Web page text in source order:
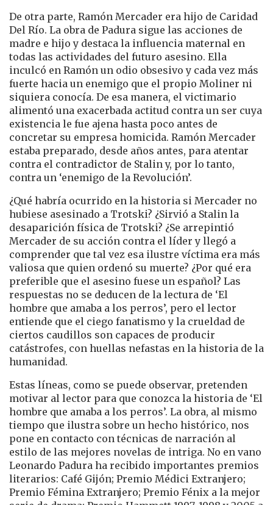
De otra parte, Ramón Mercader era hijo de Caridad
Del Río. La obra de Padura sigue las acciones de
madre e hijo y destaca la influencia maternal en
todas las actividades del futuro asesino. Ella
inculcó en Ramón un odio obsesivo y cada vez más
fuerte hacia un enemigo que el propio Moliner ni
siquiera conocía. De esa manera, el victimario
alimentó una exacerbada actitud contra un ser cuya
existencia le fue ajena hasta poco antes de
concretar su empresa homicida. Ramón Mercader
estaba preparado, desde años antes, para atentar
contra el contradictor de Stalin y, por lo tanto,
contra un ‘enemigo de la Revolución’.
¿Qué habría ocurrido en la historia si Mercader no
hubiese asesinado a Trotski? ¿Sirvió a Stalin la
desaparición física de Trotski? ¿Se arrepintió
Mercader de su acción contra el líder y llegó a
comprender que tal vez esa ilustre víctima era más
valiosa que quien ordenó su muerte? ¿Por qué era
preferible que el asesino fuese un español? Las
respuestas no se deducen de la lectura de ‘El
hombre que amaba a los perros’, pero el lector
entiende que el ciego fanatismo y la crueldad de
ciertos caudillos son capaces de producir
catástrofes, con huellas nefastas en la historia de la
humanidad.
Estas líneas, como se puede observar, pretenden
motivar al lector para que conozca la historia de ‘El
hombre que amaba a los perros’. La obra, al mismo
tiempo que ilustra sobre un hecho histórico, nos
pone en contacto con técnicas de narración al
estilo de las mejores novelas de intriga. No en vano
Leonardo Padura ha recibido importantes premios
literarios: Café Gijón; Premio Médici Extranjero;
Premio Fémina Extranjero; Premio Fénix a la mejor